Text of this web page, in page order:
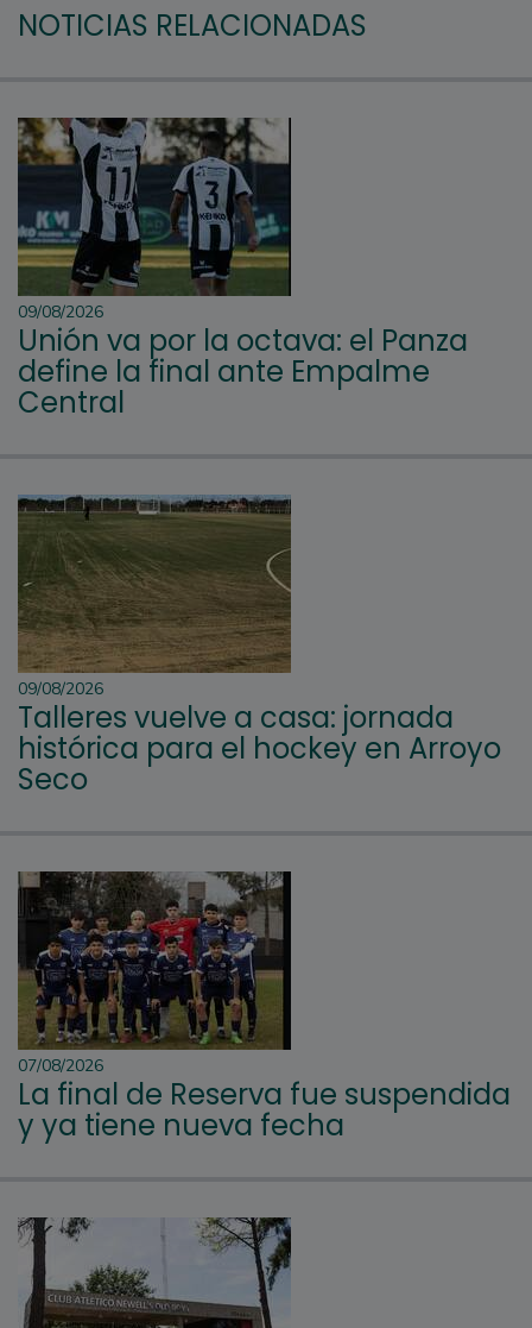
NOTICIAS RELACIONADAS
09/08/2026
Unión va por la octava: el Panza
define la final ante Empalme
Central
09/08/2026
Talleres vuelve a casa: jornada
histórica para el hockey en Arroyo
Seco
07/08/2026
La final de Reserva fue suspendida
y ya tiene nueva fecha